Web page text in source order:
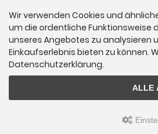
Wir verwenden Cookies und
um die ordentliche Funktionsweise
unseres Angebotes zu analysieren
Einkaufserlebnis bieten zu können.
Datenschutzerklärung.
ALLE